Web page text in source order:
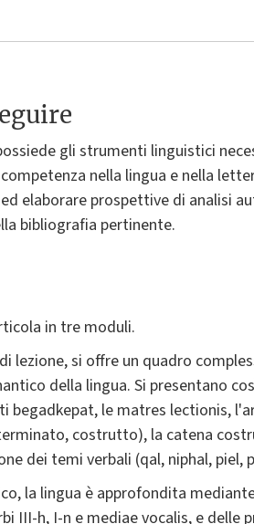
gli strumenti linguistici
nella lingua e nella
elaborare prospettive di analisi
bibliografia pertinente.
in tre moduli.
lezione, si offre un quadro
della lingua. Si presentano
begadkepat, le matres lectionis,
costrutto), la catena
dei temi verbali (qal, niphal, piel,
la lingua è approfondita
III-h, I-n e mediae vocalis, e delle